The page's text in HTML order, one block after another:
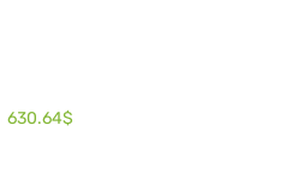
630.64$